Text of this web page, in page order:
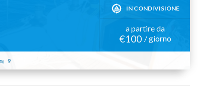
IN CONDIVISIONE
a partire da
€100 / giorno
9